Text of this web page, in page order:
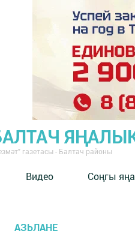
газетасы - Балтач районы
Видео Соңгы
АЗЬЛАНЕ